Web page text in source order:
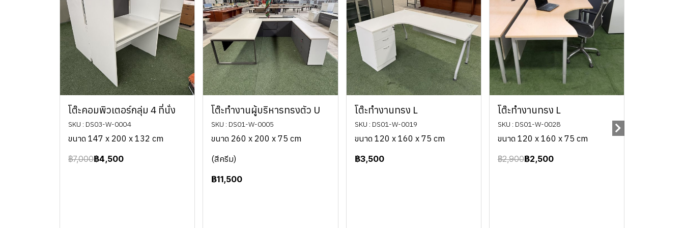
โต๊ะคอมพิวเตอร์กลุ่ม 4 ที่นั่ง
SKU : DS03-W-0004
ขนาด 147 x 200 x 132 cm
฿7,000฿4,500
โต๊ะทำงานผู้บริหารทรงตัว U
SKU : DS01-W-0005
ขนาด 260 x 200 x 75 cm
(สีครีม)
฿11,500
โต๊ะทำงานทรง L
SKU : DS01-W-0019
ขนาด 120 x 160 x 75 cm
฿3,500
โต๊ะทำงานทรง L
SKU : DS01-W-0028
ขนาด 120 x 160 x 75 cm
฿2,900฿2,500